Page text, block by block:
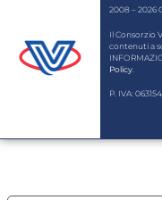
2008 – 2026
Il Consorzio
contenuti a
Policy
P. IVA: